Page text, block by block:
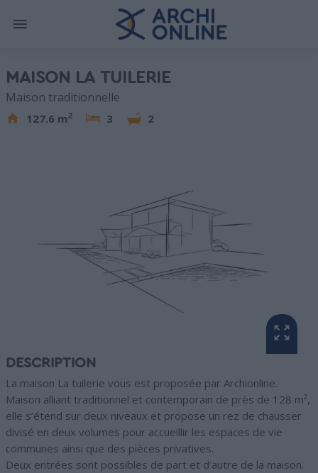
MAISON LA TUILERIE
Maison traditionnelle
127.6 m2 3 2
DESCRIPTION
La maison La tuilerie vous est proposée par Archionline.
Maison alliant traditionnel et contemporain de près de 128 m²,
elle s’étend sur deux niveaux et propose un rez de chausser
divisé en deux volumes pour accueillir les espaces de vie
communes ainsi que des pièces privatives.
Deux entrées sont possibles de part et d’autre de la maison.